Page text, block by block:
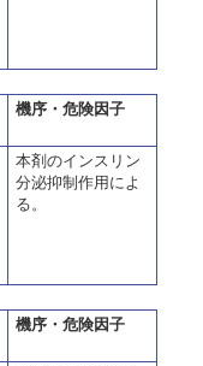
機序・危険因子
本剤のインスリン
分泌抑制作用によ
る。
機序・危険因子